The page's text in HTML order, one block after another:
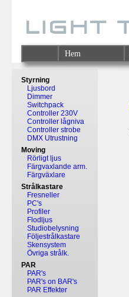
Hem
Styrning
Ljusbord
Dimmer
Switchpack
Controller 230V
Controller lågniva
Controller strobe
DMX Utrustning
Moving
Rörligt ljus
Färgvaxlande arm.
Färgväxlare
Strålkastare
Fresneller
PC's
Profiler
Flodljus
Studiobelysning
Följestrålkastare
Skensystem
Övriga strålk.
PAR
PAR's
PAR's on BAR's
PAR Effekter